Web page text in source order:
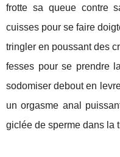
frotte sa queue contre
cuisses pour se faire
tringler en poussant des
fesses pour se prendre
sodomiser debout en
un orgasme anal
giclée de sperme dans la